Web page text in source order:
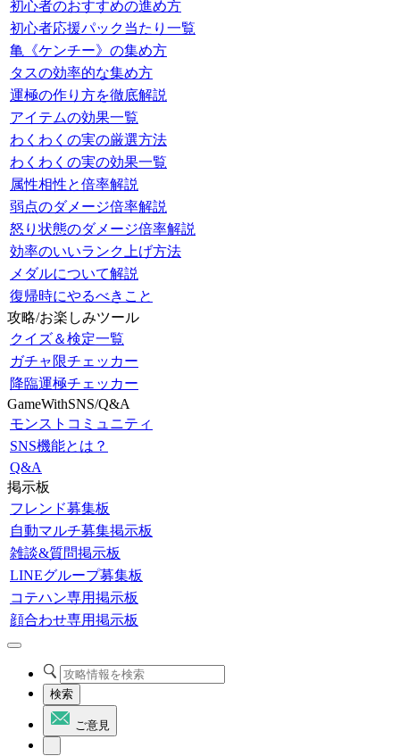
初心者のおすすめの進め方
初心者応援パック当たり一覧
亀《ケンチー》の集め方
タスの効率的な集め方
運極の作り方を徹底解説
アイテムの効果一覧
わくわくの実の厳選方法
わくわくの実の効果一覧
属性相性と倍率解説
弱点のダメージ倍率解説
怒り状態のダメージ倍率解説
効率のいいランク上げ方法
メダルについて解説
復帰時にやるべきこと
攻略/お楽しみツール
クイズ＆検定一覧
ガチャ限チェッカー
降臨運極チェッカー
GameWithSNS/Q&A
モンストコミュニティ
SNS機能とは？
Q&A
掲示板
フレンド募集板
自動マルチ募集掲示板
雑談&質問掲示板
LINEグループ募集板
コテハン専用掲示板
顔合わせ専用掲示板
検索
ご意見